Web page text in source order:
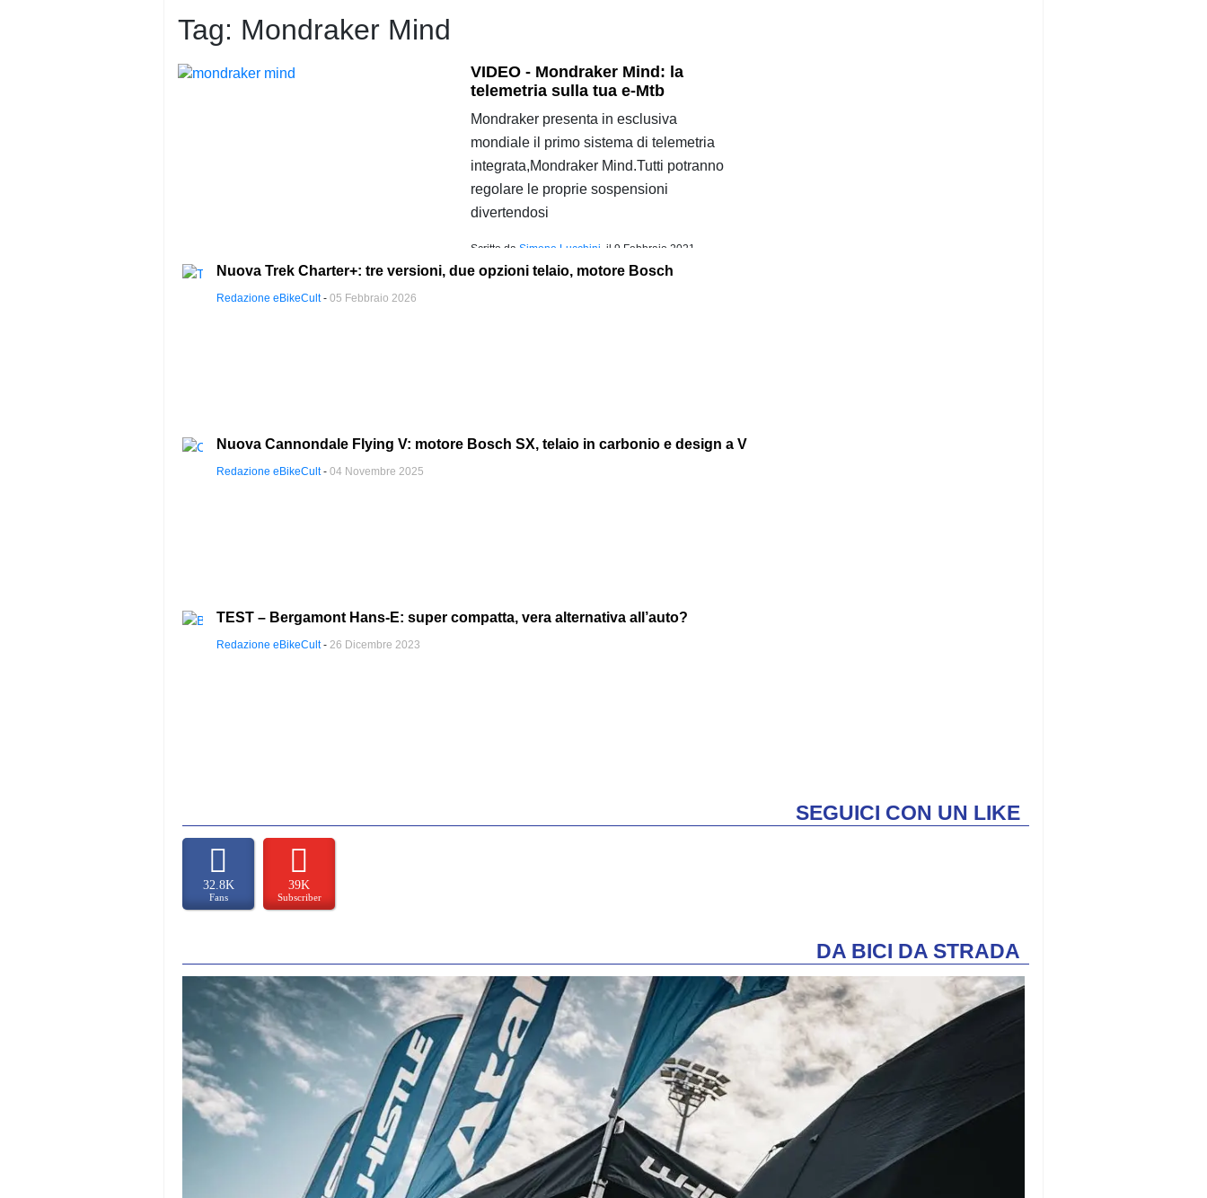
Tag: Mondraker Mind
VIDEO - Mondraker Mind: la
telemetria sulla tua e-Mtb
Mondraker presenta in esclusiva
mondiale il primo sistema di telemetria
integrata,Mondraker Mind.Tutti potranno
regolare le proprie sospensioni
divertendosi
Scritto da Simone Lucchini , il 9 Febbraio 2021
Nuova Trek Charter+: tre versioni, due opzioni telaio, motore Bosch
Redazione eBikeCult-05 Febbraio 2026
Nuova Cannondale Flying V: motore Bosch SX, telaio in carbonio e design a V
Redazione eBikeCult-04 Novembre 2025
TEST – Bergamont Hans-E: super compatta, vera alternativa all’auto?
Redazione eBikeCult-26 Dicembre 2023
SEGUICI CON UN LIKE
32.8K
Fans
39K
Subscriber
DA BICI DA STRADA